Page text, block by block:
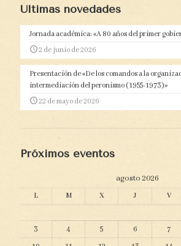
Últimas novedades
Jornada académica: «A 80 años del primer
2 de junio de 2026
Presentación de «De los comandos a la
intermediación del peronismo (1955-1973)»
22 de mayo de 2026
Próximos eventos
agosto 2026
L M X J V
3
4 5 6 7